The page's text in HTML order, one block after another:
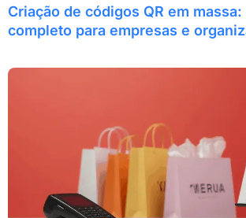
Criação de códigos QR em massa:
completo para empresas e